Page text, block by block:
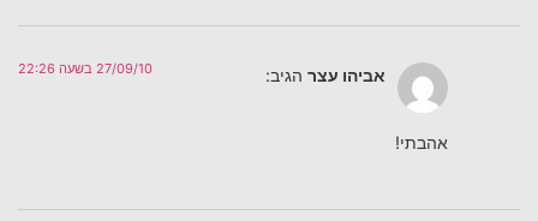
אביהו עצר הגיב: 27/09/10 בשעה 22:26
אהבתי!